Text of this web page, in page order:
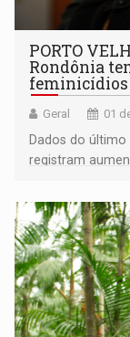
PORTO
Rondônia
feminicídios
Geral 01
Dados do
registram